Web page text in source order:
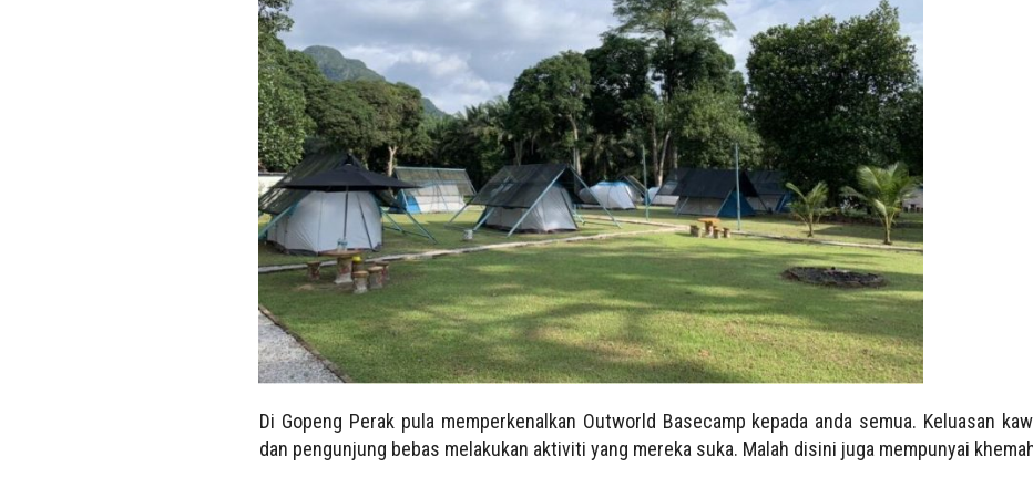
Di Gopeng Perak pula memperkenalkan Outworld Basecamp kepada anda semua. Keluasan
dan pengunjung bebas melakukan aktiviti yang mereka suka. Malah disini juga mempunyai